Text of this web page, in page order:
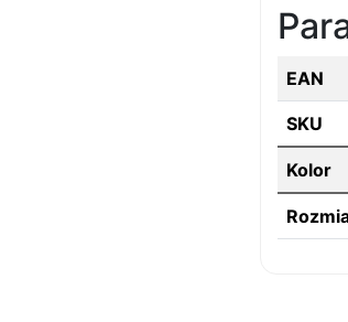
EAN
SKU
Kolor